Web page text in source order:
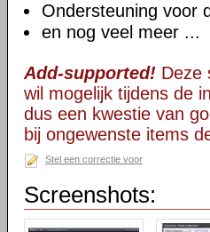
Ondersteuning voor
en nog veel meer ...
Add-supported! Deze
wil mogelijk tijdens de
dus een kwestie van
bij ongewenste items
Stel een correctie voor
Screenshots: